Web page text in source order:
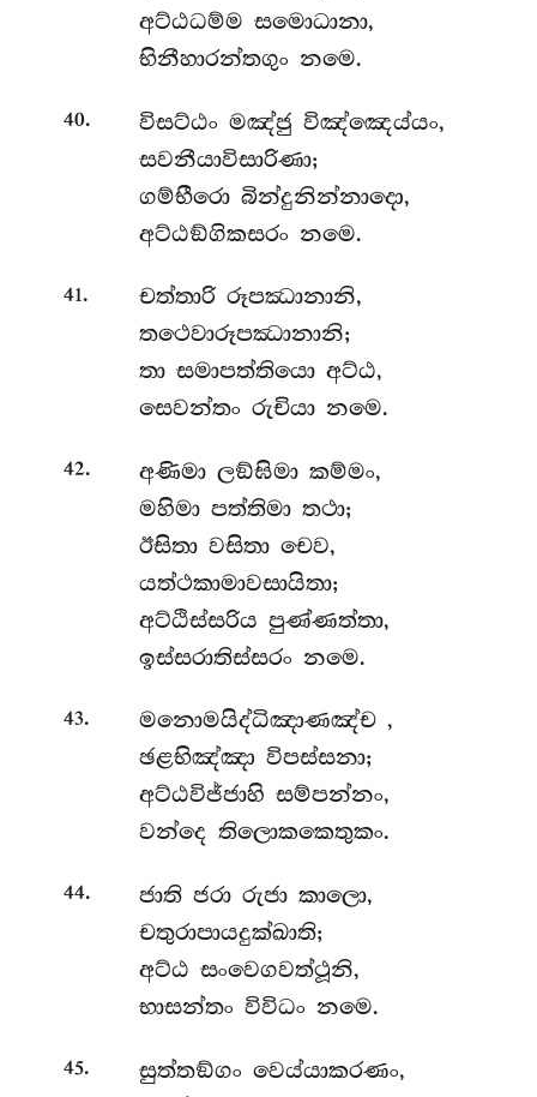
අට්ඨධම්ම සමොධානා,
භිනීහාරන්තගුං නමෙ.
40. විසට්ඨං මඤ්ජු විඤ්ඤෙය්යං,
සවනීයාවිසාරිණා;
ගම්භීරො බින්දුනින්නාදො,
අට්ඨඞ්ගිකසරං නමෙ.
41. චත්තාරි රූපඣානානි,
තථෙවාරූපඣානානි;
තා සමාපත්තියො අට්ඨ,
සෙවන්තං රුචියා නමෙ.
42.
අණිමා ලඞ්ඝිමා කම්මං,
මහිමා පත්තිමා තථා;
ඊසිතා වසිතා චෙව,
යත්ථකාමාවසායිතා;
අට්ඨිස්සරිය පුණ්ණත්තා,
ඉස්සරාතිස්සරං නමෙ.
43. මනොමයිද්ධිඤාණඤ්ච ,
ඡළභිඤ්ඤා විපස්සනා;
අට්ඨවිජ්ජාහි සම්පන්නං,
වන්දෙ තිලොකකෙතුකං.
44.
ජාති ජරා රුජා කාලො,
චතුරාපායදුක්ඛාති;
අට්ඨ සංවෙගවත්ථූනි,
භාසන්තං විවිධං නමෙ.
45. සුත්තඞ්ගං වෙය්යාකරණං,